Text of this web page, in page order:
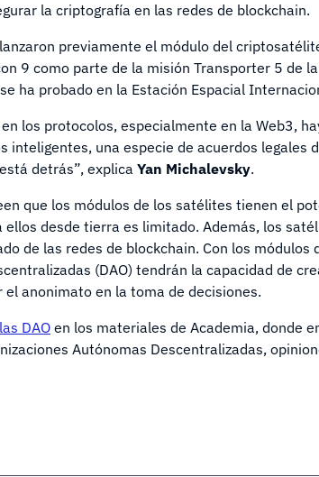
la criptografía en las redes de blockchain.
previamente el módulo del
9 como parte de la misión Transporter 5 de
ha probado en la Estación Espacial
los protocolos, especialmente en la Web3,
una especie de acuerdos legales
detrás”, explica Yan Michalevsky.
que los módulos de los satélites tienen el
ellos desde tierra es limitado. Además, los
de las redes de blockchain. Con los módulos
(DAO) tendrán la capacidad de
anonimato en la toma de decisiones.
las DAO en los materiales de Academia, donde
Autónomas Descentralizadas,